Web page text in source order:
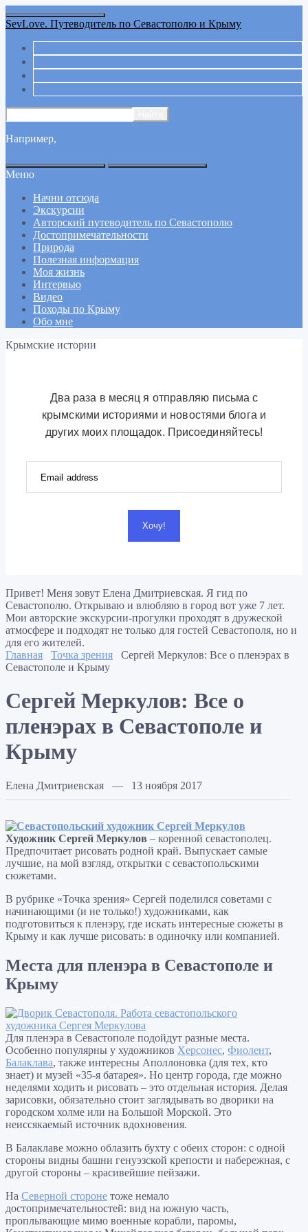
SevLove. Путеводитель по Севастополю и Крыму
Например,
Меню
Начни отсюда
Экскурсии
Авторский путеводитель по Севастополю
Достопримечательности
Природа
Полезная информация
Моя жизнь
Интервью
Видео
Походы по Крыму
Обо мне
Крымские истории
Два раза в месяц я отправляю письма с
крымскими историями и новостями блога и
других моих площадок. Присоединяйтесь!
Хочу!
Привет! Меня зовут Елена Дмитриевская. Я гид по
Севастополю. Открываю и влюбляю в город вот уже 7 лет.
Мои авторские экскурсии-прогулки проходят в дружеской
атмосфере и подходят не только для гостей Севастополя, но и
для его жителей.
Главная
Точка зрения
Сергей Меркулов: Все о пленэрах в
Севастополе и Крыму
Сергей Меркулов: Все о
пленэрах в Севастополе и
Крыму
Елена Дмитриевская — 13 ноября 2017
Художник Сергей Меркулов – коренной севастополец.
Предпочитает рисовать родной край. Выпускает самые
лучшие, на мой взгляд, открытки с севастопольскими
сюжетами.
В рубрике «Точка зрения» Сергей поделился советами с
начинающими (и не только!) художниками, как
подготовиться к пленэру, где искать интересные сюжеты в
Крыму и как лучше рисовать: в одиночку или компанией.
Места для пленэра в Севастополе и
Крыму
Для пленэра в Севастополе подойдут разные места.
Особенно популярны у художников Херсонес, Фиолент,
Балаклава, также интересны Аполлоновка (для тех, кто
знает) и музей «35-я батарея». Но центр города, где можно
неделями ходить и рисовать – это отдельная история. Делая
зарисовки, обязательно стоит заглядывать во дворики на
городском холме или на Большой Морской. Это
неиссякаемый источник вдохновения.
В Балаклаве можно облазить бухту с обеих сторон: с одной
стороны видны башни генуэзской крепости и набережная, с
другой стороны – красивейшие пейзажи.
На Северной стороне тоже немало
достопримечательностей: вид на южную часть,
проплывающие мимо военные корабли, паромы,